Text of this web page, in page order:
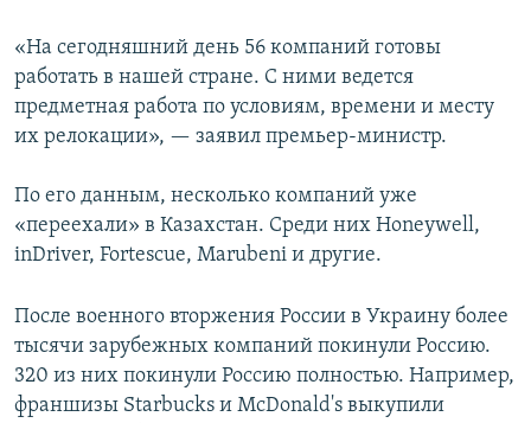
«На сегодняшний день 56 компаний готовы
работать в нашей стране. С ними ведется
предметная работа по условиям, времени и месту
их релокации», — заявил премьер-министр.
По его данным, несколько компаний уже
«переехали» в Казахстан. Среди них Honeywell,
inDriver, Fortescue, Marubeni и другие.
После военного вторжения России в Украину более
тысячи зарубежных компаний покинули Россию.
320 из них покинули Россию полностью. Например,
франшизы Starbucks и McDonald's выкупили